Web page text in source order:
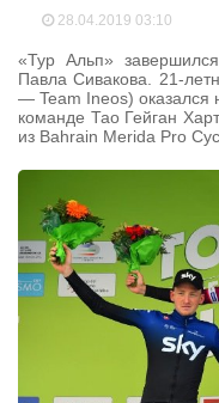
28.04.2019 03:10
«Тур Альп»
Павла Сивакова. 21-
— Team Ineos) оказался
команде Тао Гейган
из Bahrain Merida Pro